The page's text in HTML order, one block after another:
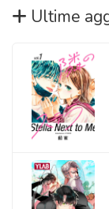
Ultime